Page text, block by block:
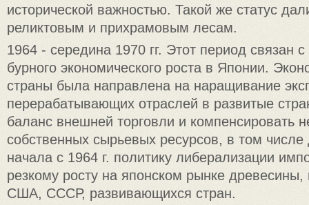
исторической важностью. Такой же статус
реликтовым и прихрамовым лесам.
1964 - середина 1970 гг. Этот период связан
бурного экономического роста в Японии.
страны была направлена на наращивание
перерабатывающих отраслей в развитые
баланс внешней торговли и компенсировать
собственных сырьевых ресурсов, в том
начала с 1964 г. политику либерализации
резкому росту на японском рынке
США, СССР, развивающихся стран.